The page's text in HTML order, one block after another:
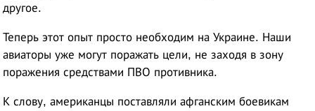
другое.
Теперь этот опыт просто необходим на Украине. Наши
авиаторы уже могут поражать цели, не заходя в зону
поражения средствами ПВО противника.
К слову, американцы поставляли афганским боевикам